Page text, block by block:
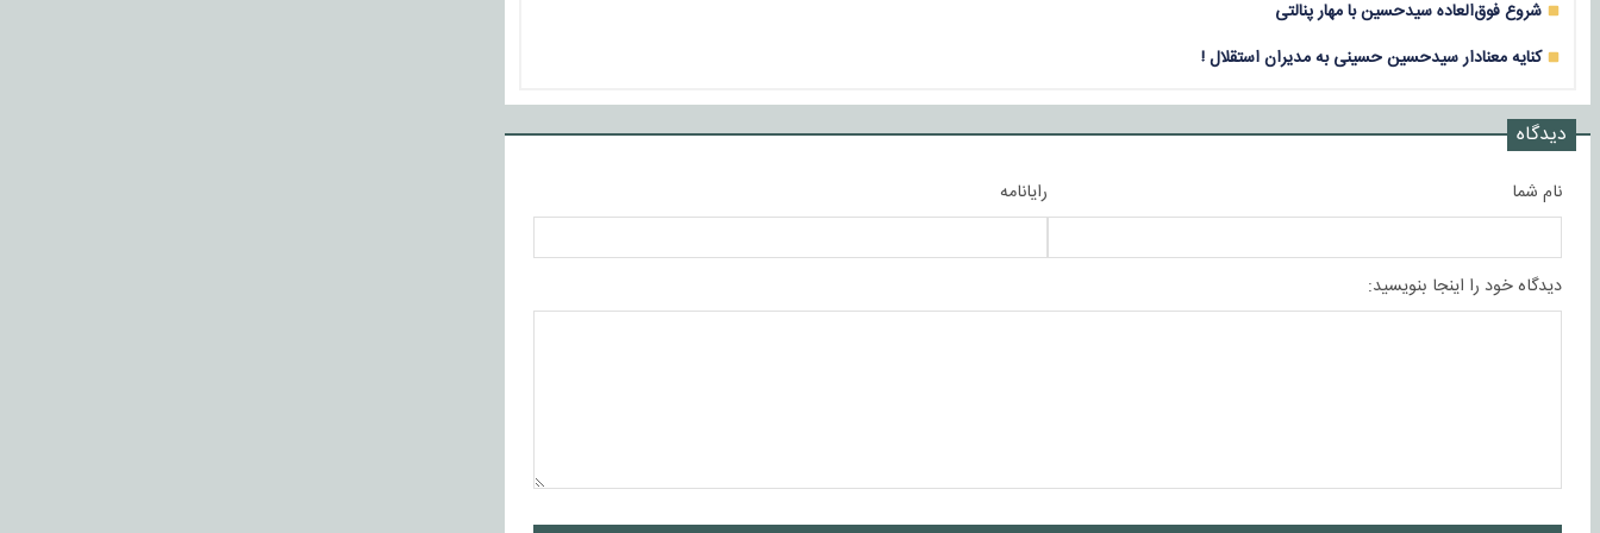
شروع فوق‌العاده سیدحسین با مهار پنالتی
کنایه معنادار سیدحسین حسینی به مدیران استقلال !
دیدگاه
نام شما رایانامه
دیدگاه خود را اینجا بنویسید: